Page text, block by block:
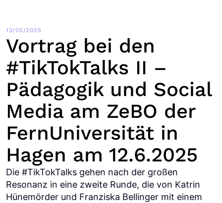
13/05/2025
Vortrag bei den
#TikTokTalks II –
Pädagogik und Social
Media am ZeBO der
FernUniversität in
Hagen am 12.6.2025
Die #TikTokTalks gehen nach der großen
Resonanz in eine zweite Runde, die von Katrin
Hünemörder und Franziska Bellinger mit einem